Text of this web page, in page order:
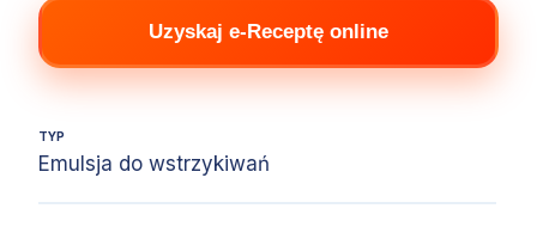
Uzyskaj e-Receptę online
TYP
Emulsja do wstrzykiwań